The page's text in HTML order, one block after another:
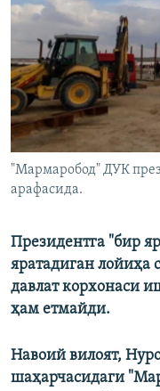
"Мармаробод" ДУК
арафасида.
Президентга "бир
яратадиган лойиҳа
давлат корхонаси
ҳам етмайди.
Навоий вилоят,
шаҳарчасидаги